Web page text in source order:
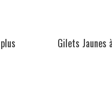
Gilets Jaunes